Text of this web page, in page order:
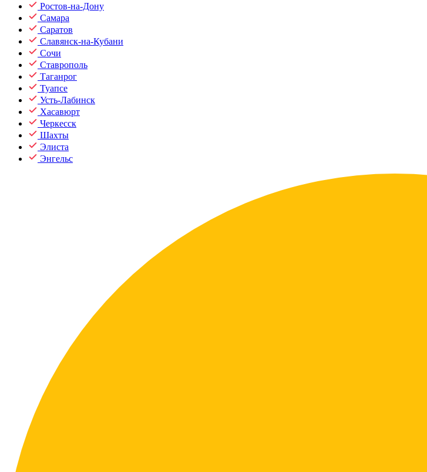
Ростов-на-Дону
Самара
Саратов
Славянск-на-Кубани
Сочи
Ставрополь
Таганрог
Туапсе
Усть-Лабинск
Хасавюрт
Черкесск
Шахты
Элиста
Энгельс